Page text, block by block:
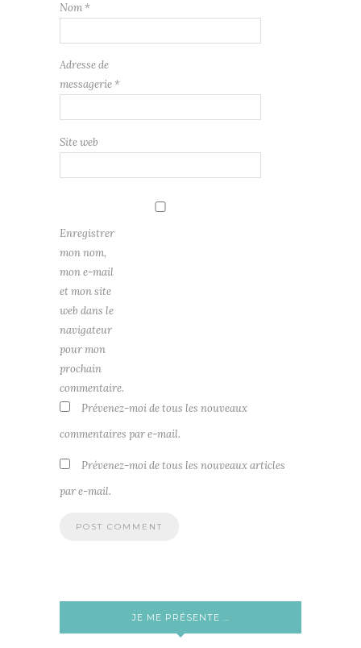
Nom *
Adresse de
messagerie *
Site web
Enregistrer
mon nom,
mon e-mail
et mon site
web dans le
navigateur
pour mon
prochain
commentaire.
Prévenez-moi de tous les nouveaux
commentaires par e-mail.
Prévenez-moi de tous les nouveaux articles
par e-mail.
JE ME PRÉSENTE …